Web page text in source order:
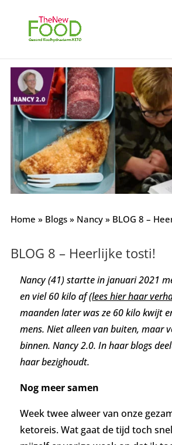
Home » Blogs» Nancy» BLOG 8 –
BLOG 8 – Heerlijke tosti!
Nancy (41) startte in januari 2021
en viel 60 kilo af (lees hier haar
maanden later was ze 60 kilo kwijt
mens. Niet alleen van buiten, maar
binnen. Nancy 2.0.In haar blogs
haar bezighoudt.
Nog meer samen
Week twee alweer van onze
ketoreis. Wat gaat de tijd toch